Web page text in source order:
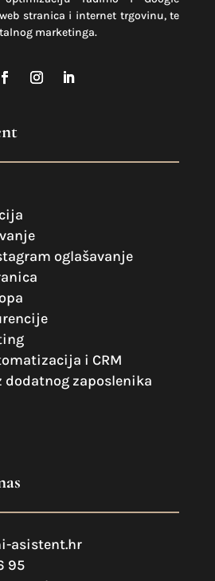
stranica i internet trgovinu, te
marketinga.
oglašavanje
i CRM
dodatnog zaposlenika
asistent.hr
95